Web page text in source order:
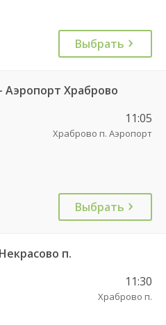
Выбрать
Аэропорт Храброво
11:05
Храброво п. Аэропорт
Выбрать
п.
11:30
Храброво п.